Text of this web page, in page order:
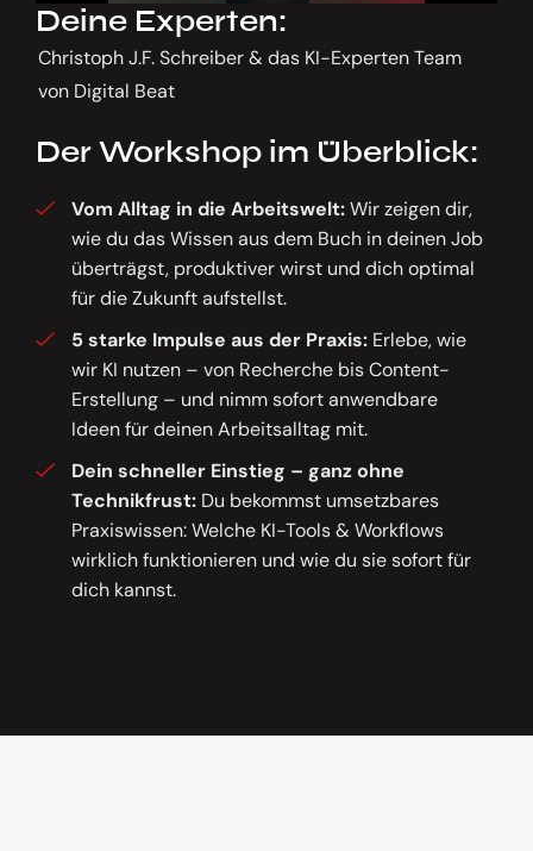
Deine Experten:
Christoph J.F. Schreiber & das KI-Experten Team
von Digital Beat
Der Workshop im Überblick:
Vom Alltag in die Arbeitswelt:Wir zeigen dir,
wie du das Wissen aus dem Buch in deinen Job
überträgst, produktiver wirst und dich optimal
für die Zukunft aufstellst.
5 starke Impulse aus der Praxis: Erlebe, wie
wir KI nutzen – von Recherche bis Content-
Erstellung – und nimm sofort anwendbare
Ideen für deinen Arbeitsalltag mit.
Dein schneller Einstieg – ganz ohne
Technikfrust: Du bekommst umsetzbares
Praxiswissen: Welche KI-Tools & Workflows
wirklich funktionieren und wie du sie sofort für
dich kannst.